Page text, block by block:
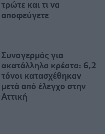
τρώτε και τι να
αποφεύγετε
Συναγερμός για
ακατάλληλα κρέατα: 6,2
τόνοι κατασχέθηκαν
μετά από έλεγχο στην
Αττική